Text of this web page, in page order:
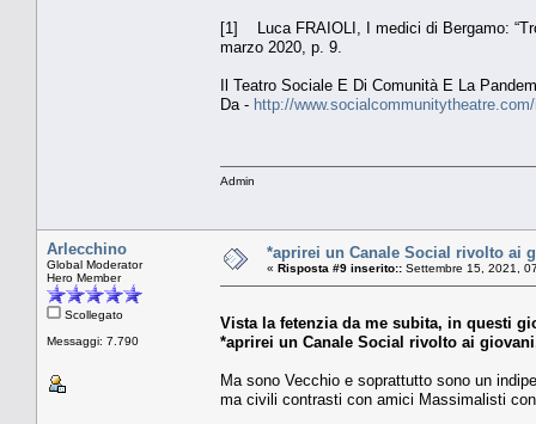
[1] Luca FRAIOLI, I medici di Bergamo:
marzo 2020, p. 9.
Il Teatro Sociale E Di Comunità E La
Da - http://
Admin
Arlecchino
Global Moderator
Hero Member
Scollegato
Messaggi: 7.790
*aprirei un Canale Social rivolto ai
« Risposta #9 inserito:: Settembre 15, 2021,
Vista la fetenzia da me subita, in questi
*aprirei un Canale Social rivolto ai
Ma sono Vecchio e soprattutto sono un
ma civili contrasti con amici Massimalisti